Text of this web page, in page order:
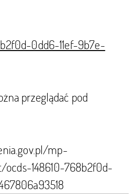
0dd6-11ef-9b7e-
przeglądać pod
mp-
148610-768b2f0d-